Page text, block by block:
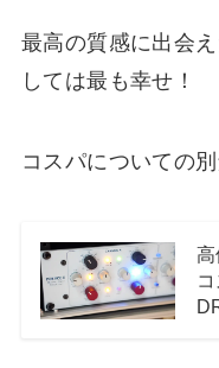
最高の質感に出会
しては最も幸せ！
コスパについての